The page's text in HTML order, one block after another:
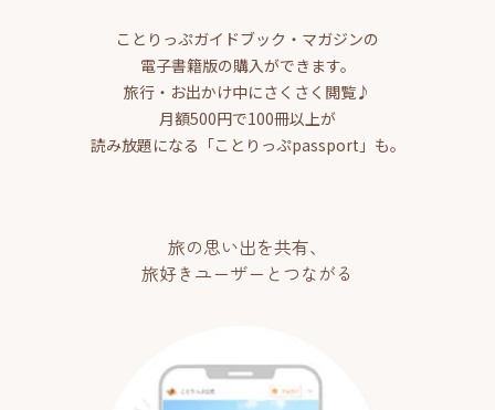
ことりっぷガイドブック・マガジンの
電子書籍版の購入ができます。
旅行・お出かけ中にさくさく閲覧♪
月額500円で100冊以上が
読み放題になる「ことりっぷpassport」も。
旅の思い出を共有、
旅好きユーザーとつながる